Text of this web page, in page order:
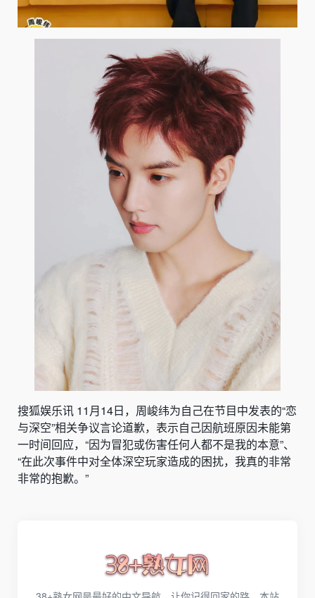
搜狐娱乐讯 11月14日，周峻纬为自己在节目中发表的“恋
与深空”相关争议言论道歉，表示自己因航班原因未能第
一时间回应，“因为冒犯或伤害任何人都不是我的本意”、
“在此次事件中对全体深空玩家造成的困扰，我真的非常
非常的抱歉。”